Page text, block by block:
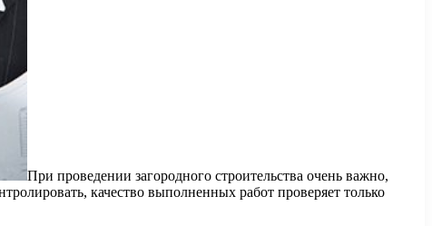
При проведении загородного строительства очень важно,
качество выполненных работ проверяет только